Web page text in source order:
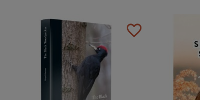
favorite_border